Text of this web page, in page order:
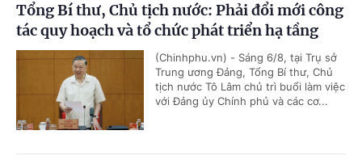
Tổng Bí thư, Chủ tịch nước: Phải đổi mới công
tác quy hoạch và tổ chức phát triển hạ tầng
(Chinhphu.vn) - Sáng 6/8, tại Trụ sở
Trung ương Đảng, Tổng Bí thư, Chủ
tịch nước Tô Lâm chủ trì buổi làm việc
với Đảng ủy Chính phủ và các cơ...